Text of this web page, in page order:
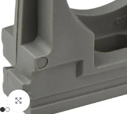
Натисніть, щоб збільшити